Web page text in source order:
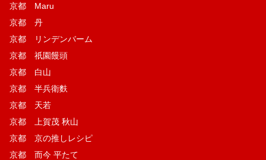
京都 Maru
京都 丹
京都 リンデンバーム
京都 祇園饅頭
京都 白山
京都 半兵衛麩
京都 天若
京都 上賀茂 秋山
京都 京の推しレシピ
京都 而今 平たて